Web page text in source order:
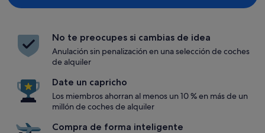
No te preocupes si cambias de idea
Anulación sin penalización en una selección de coches
de alquiler
Date un capricho
Los miembros ahorran al menos un 10 % en más de un
millón de coches de alquiler
Compra de forma inteligente